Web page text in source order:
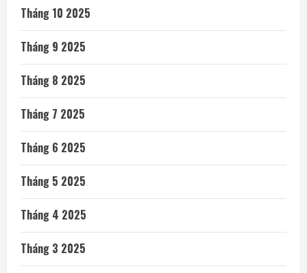
Tháng 10 2025
Tháng 9 2025
Tháng 8 2025
Tháng 7 2025
Tháng 6 2025
Tháng 5 2025
Tháng 4 2025
Tháng 3 2025